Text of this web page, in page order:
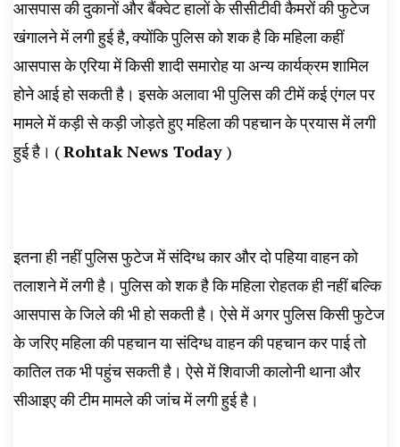
आसपास की दुकानों और बैंक्वेट हालों के सीसीटीवी कैमरों की फुटेज
खंगालने में लगी हुई है, क्योंकि पुलिस को शक है कि महिला कहीं
आसपास के एरिया में किसी शादी समारोह या अन्य कार्यक्रम शामिल
होने आई हो सकती है। इसके अलावा भी पुलिस की टीमें कई एंगल पर
मामले में कड़ी से कड़ी जोड़ते हुए महिला की पहचान के प्रयास में लगी
हुई है। (Rohtak News Today )
इतना ही नहीं पुलिस फुटेज में संदिग्ध कार और दो पहिया वाहन को
तलाशने में लगी है। पुलिस को शक है कि महिला रोहतक ही नहीं बल्कि
आसपास के जिले की भी हो सकती है। ऐसे में अगर पुलिस किसी फुटेज
के जरिए महिला की पहचान या संदिग्ध वाहन की पहचान कर पाई तो
कातिल तक भी पहुंच सकती है। ऐसे में शिवाजी कालोनी थाना और
सीआइए की टीम मामले की जांच में लगी हुई है।